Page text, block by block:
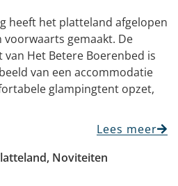
heeft het platteland afgelopen
gemaakt. De
Het Betere Boerenbed is
van een accommodatie
glampingtent opzet,
Lees meer
, Noviteiten